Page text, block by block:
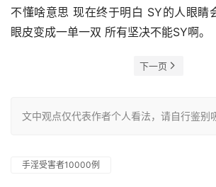
不懂啥意思 现在终于明白 SY的人眼睛
眼皮变成一单一双 所有坚决不能SY啊。
下一页
文中观点仅代表作者个人看法，请自行鉴别
手淫受害者10000例